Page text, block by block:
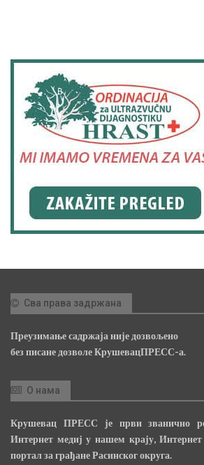
Сва права задржана
Преузимање садржаја није дозвољено
без писане дозволе КрушевацПРЕСС-а.
О нама
Крушевац ПРЕСС је први званично
Интернет медиј у нашем крају,
портал за грађане Расинског округа.